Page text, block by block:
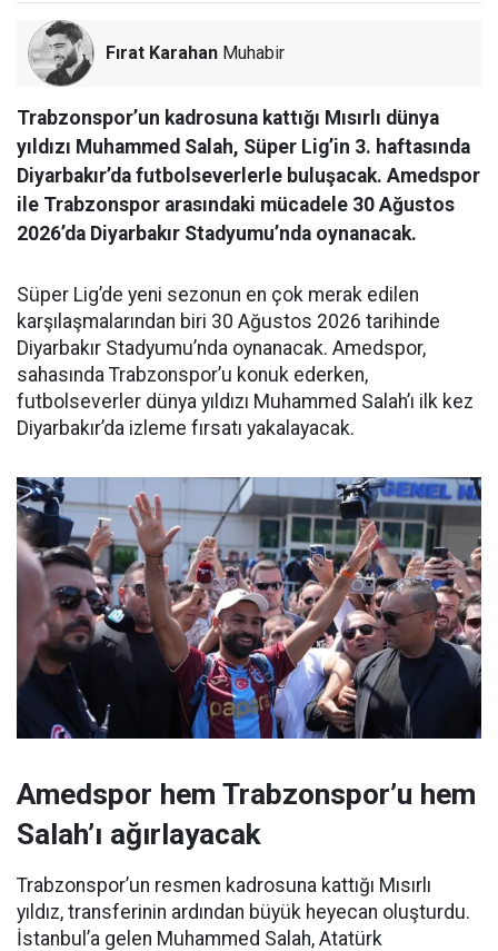
Fırat Karahan Muhabir
Trabzonspor’un kadrosuna kattığı Mısırlı dünya
yıldızı Muhammed Salah, Süper Lig’in 3. haftasında
Diyarbakır’da futbolseverlerle buluşacak. Amedspor
ile Trabzonspor arasındaki mücadele 30 Ağustos
2026’da Diyarbakır Stadyumu’nda oynanacak.
Süper Lig’de yeni sezonun en çok merak edilen
karşılaşmalarından biri 30 Ağustos 2026 tarihinde
Diyarbakır Stadyumu’nda oynanacak. Amedspor,
sahasında Trabzonspor’u konuk ederken,
futbolseverler dünya yıldızı Muhammed Salah’ı ilk kez
Diyarbakır’da izleme fırsatı yakalayacak.
Amedspor hem Trabzonspor’u hem
Salah’ı ağırlayacak
Trabzonspor’un resmen kadrosuna kattığı Mısırlı
yıldız, transferinin ardından büyük heyecan oluşturdu.
İstanbul’a gelen Muhammed Salah, Atatürk